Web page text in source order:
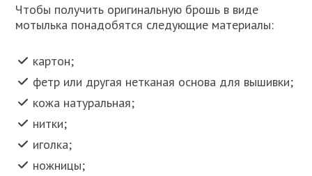
Чтобы получить оригинальную брошь в виде
мотылька понадобятся следующие материалы:
картон;
фетр или другая нетканая основа для вышивки;
кожа натуральная;
нитки;
иголка;
ножницы;